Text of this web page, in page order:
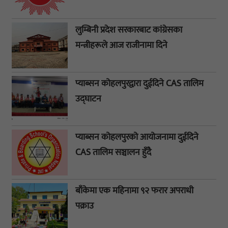
लुम्बिनी प्रदेश सरकारबाट कांग्रेसका
मन्त्रीहरूले आज राजीनामा दिने
प्याब्सन कोहलपुरद्वारा दुईदिने CAS तालिम
उद्घाटन
प्याब्सन कोहलपुरको आयोजनामा दुईदिने
CAS तालिम सञ्चालन हुँदै
बाँकेमा एक महिनामा ९२ फरार अपराधी
पक्राउ